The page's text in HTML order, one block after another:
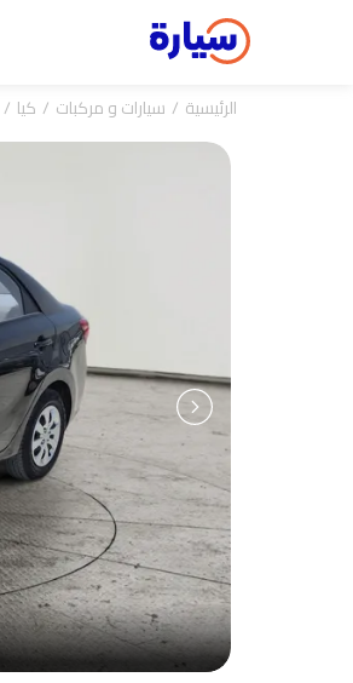
الرئيسية سيارات و مركبات كيا